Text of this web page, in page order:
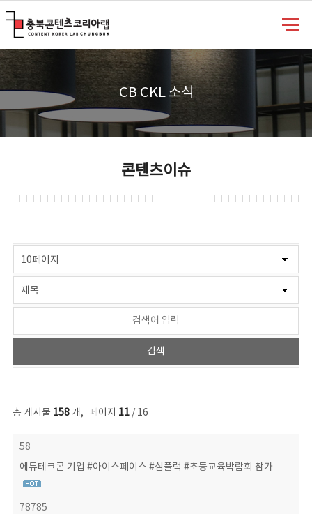
CB CKL 소식
콘텐츠이슈
총 게시물 158개, 페이지 11/ 16
콘텐츠이슈 목록 - 번호, 제목, 작성자, 파일, 조회수, 작성일 정보 제공
58
에듀테크콘 기업 #아이스페이스 #심플럭 #초등교육박람회 참가
78785